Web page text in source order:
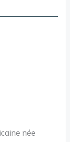
née